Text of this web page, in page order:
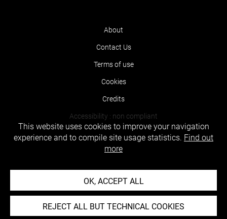
About
Contact Us
Terms of use
Cookies
Credits
Accessibility : non compliant
This website uses cookies to improve your navigation
experience and to compile site usage statistics. Find out
more
OK, ACCEPT ALL
REJECT ALL BUT TECHNICAL COOKIES